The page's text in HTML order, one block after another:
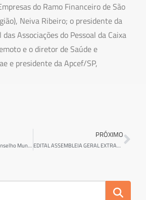
do Ramo Financeiro de São
Neiva Ribeiro; o presidente da
Associações do Pessoal da Caixa
e o diretor de Saúde e
e presidente da Apcef/SP,
Bancários integram o Conselho Municipal de Saúde de Criciúma
PRÓXIMO
EDITAL ASSEMBLEIA GERAL EXTRAORDINÁRIA DAS FACTORING